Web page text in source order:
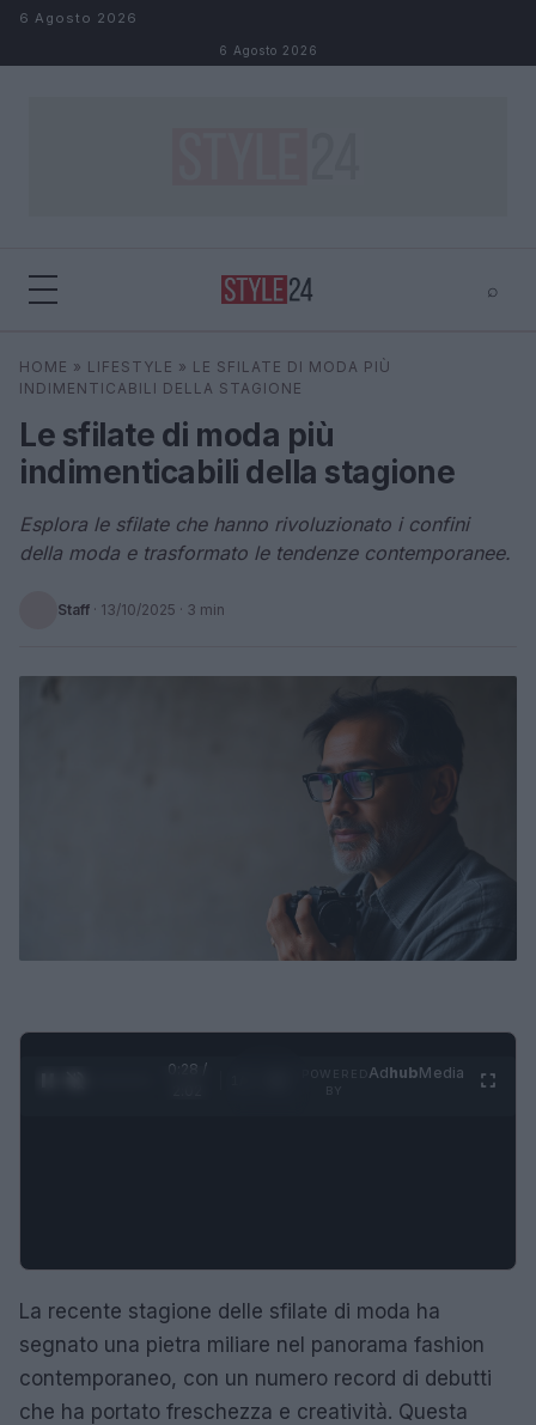
Salta al contenuto
6 Agosto 2026
6 Agosto 2026
⌕
Cerca
HOME » LIFESTYLE » LE SFILATE DI MODA PIÙ
INDIMENTICABILI DELLA STAGIONE
Le sfilate di moda più
indimenticabili della stagione
Esplora le sfilate che hanno rivoluzionato i confini
della moda e trasformato le tendenze contemporanee.
Staff · 13/10/2025 · 3 min
0:29 /
AdhubMedia
La recente stagione delle sfilate di moda ha
segnato una pietra miliare nel panorama fashion
contemporaneo, con un numero record di debutti
che ha portato freschezza e creatività. Questa